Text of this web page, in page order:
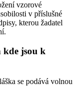
vzorové
v příslušné
kterou žadatel
kde jsou k
se podává volnou